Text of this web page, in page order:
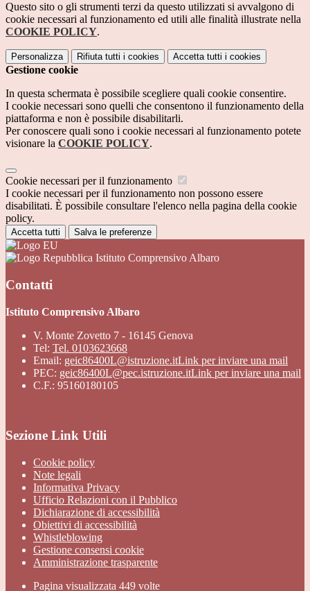
Questo sito o gli strumenti terzi da questo utilizzati si avvalgono di
cookie necessari al funzionamento ed utili alle finalità illustrate nella
COOKIE POLICY.
Personalizza Rifiuta tutti i cookies Accetta tutti i cookies
Gestione cookie
In questa schermata è possibile scegliere quali cookie consentire.
I cookie necessari sono quelli che consentono il funzionamento della
piattaforma e non è possibile disabilitarli.
Per conoscere quali sono i cookie necessari al funzionamento potete
visionare la COOKIE POLICY.
Cookie necessari per il funzionamento
I cookie necessari per il funzionamento non possono essere
disabilitati. È possibile consultare l'elenco nella pagina della cookie
policy.
Accetta tutti Salva le preferenze
Istituto Comprensivo Albaro
Contatti
Istituto Comprensivo Albaro
V. Monte Zovetto 7 - 16145 Genova
Tel: Tel. 0103623668
Email: geic86400L@istruzione.itLink per inviare una mail
PEC: geic86400L@pec.istruzione.itLink per inviare una mail
C.F.: 95160180105
Sezione Link Utili
Cookie policy
Note legali
Informativa Privacy
Ufficio Relazioni con il Pubblico
Dichiarazione di accessibilità
Obiettivi di accessibilità
Whistleblowing
Gestione consensi cookie
Amministrazione trasparente
Pagina visualizzata 449 volte